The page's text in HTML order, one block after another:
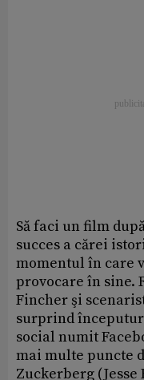
Să faci un film
succes a cărei
momentul în care
provocare în sine.
Fincher şi
surprind
social numit
mai multe puncte
Zuckerberg (Jesse